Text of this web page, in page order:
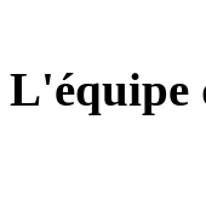
L'équipe